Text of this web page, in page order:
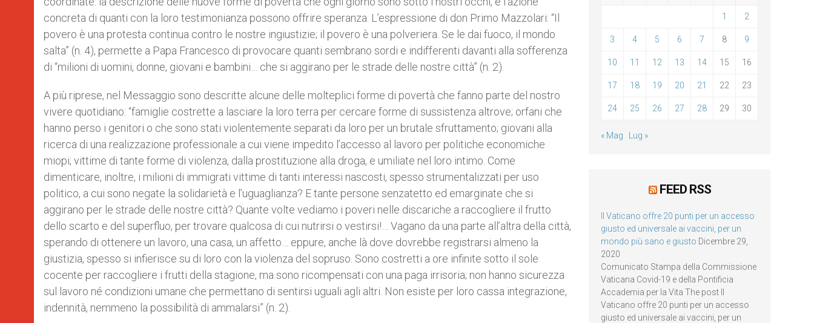
concreta di quanti con la loro testimonianza possono offrire speranza. L’espressione di don Primo Mazzolari: “Il
povero è una protesta continua contro le nostre ingiustizie; il povero è una polveriera. Se le dai fuoco, il mondo
salta” (n. 4), permette a Papa Francesco di provocare quanti sembrano sordi e indifferenti davanti alla sofferenza
di “milioni di uomini, donne, giovani e bambini… che si aggirano per le strade delle nostre città” (n. 2).
A più riprese, nel Messaggio sono descritte alcune delle molteplici forme di povertà che fanno parte del nostro
vivere quotidiano: “famiglie costrette a lasciare la loro terra per cercare forme di sussistenza altrove; orfani che
hanno perso i genitori o che sono stati violentemente separati da loro per un brutale sfruttamento; giovani alla
ricerca di una realizzazione professionale a cui viene impedito l’accesso al lavoro per politiche economiche
miopi; vittime di tante forme di violenza, dalla prostituzione alla droga, e umiliate nel loro intimo. Come
dimenticare, inoltre, i milioni di immigrati vittime di tanti interessi nascosti, spesso strumentalizzati per uso
politico, a cui sono negate la solidarietà e l’uguaglianza? E tante persone senzatetto ed emarginate che si
aggirano per le strade delle nostre città? Quante volte vediamo i poveri nelle discariche a raccogliere il frutto
dello scarto e del superfluo, per trovare qualcosa di cui nutrirsi o vestirsi!… Vagano da una parte all’altra della città,
sperando di ottenere un lavoro, una casa, un affetto… eppure, anche là dove dovrebbe registrarsi almeno la
giustizia, spesso si infierisce su di loro con la violenza del sopruso. Sono costretti a ore infinite sotto il sole
cocente per raccogliere i frutti della stagione, ma sono ricompensati con una paga irrisoria; non hanno sicurezza
sul lavoro né condizioni umane che permettano di sentirsi uguali agli altri. Non esiste per loro cassa integrazione,
indennità, nemmeno la possibilità di ammalarsi” (n. 2).
1 2
3 4 5 6 7 8 9
10 11 12 13 14 15 16
17 18 19 20 21 22 23
24 25 26 27 28 29 30
« Mag Lug »
FEED RSS
Il Vaticano offre 20 punti per un accesso
giusto ed universale ai vaccini, per un
mondo più sano e giusto Dicembre 29,
2020
Comunicato Stampa della Commissione
Vaticana Covid-19 e della Pontificia
Accademia per la Vita The post Il
Vaticano offre 20 punti per un accesso
giusto ed universale ai vaccini, per un